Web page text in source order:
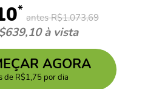
* antes R$1.073,69
à vista
AGORA
de R$1,75 por dia